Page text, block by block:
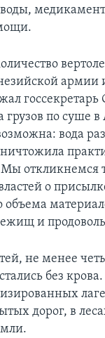
армии
грузов по суше в
вода
Мы откликнемся
о
объема
и
не менее
без
дорог, в